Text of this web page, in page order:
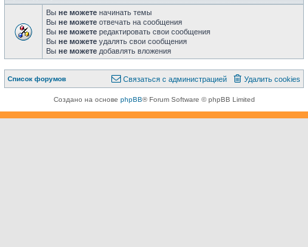
Вы не можете начинать темы
Вы не можете отвечать на сообщения
Вы не можете редактировать свои сообщения
Вы не можете удалять свои сообщения
Вы не можете добавлять вложения
Список форумов Удалить cookies
Связаться с
Связаться с администрацией
Создано на основе phpBB® Forum Software © phpBB Limited